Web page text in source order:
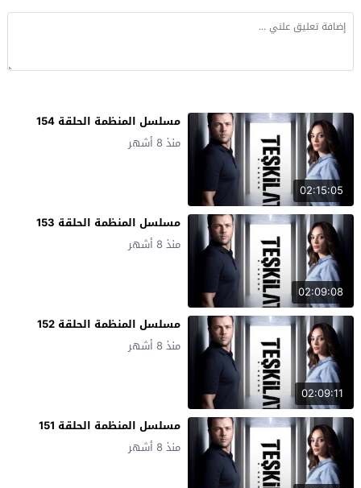
02:15:05
مسلسل المنظمة الحلقة 154
منذ 8 أشهر
02:09:08
مسلسل المنظمة الحلقة 153
منذ 8 أشهر
02:09:11
مسلسل المنظمة الحلقة 152
منذ 8 أشهر
مسلسل المنظمة الحلقة 151
منذ 8 أشهر